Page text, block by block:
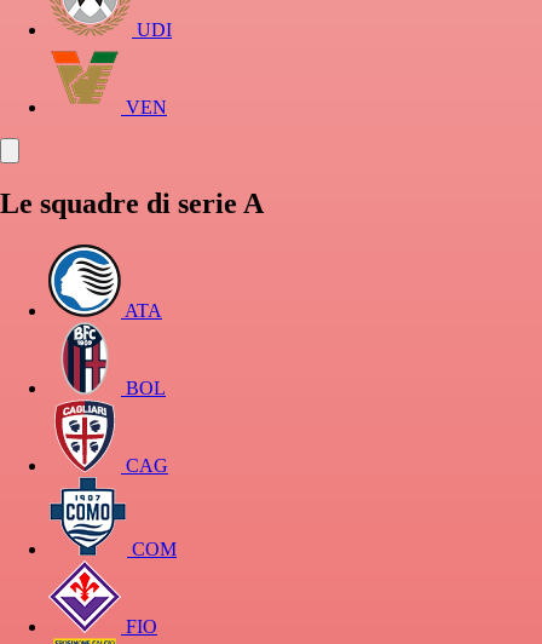
UDI
VEN
Le squadre di serie A
ATA
BOL
CAG
COM
FIO